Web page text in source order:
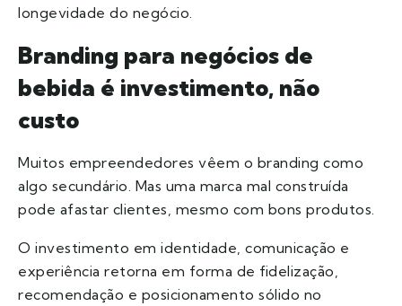
longevidade do negócio.
Branding para negócios de
bebida é investimento, não
custo
Muitos empreendedores vêem o branding como
algo secundário. Mas uma marca mal construída
pode afastar clientes, mesmo com bons produtos.
O investimento em identidade, comunicação e
experiência retorna em forma de fidelização,
recomendação e posicionamento sólido no